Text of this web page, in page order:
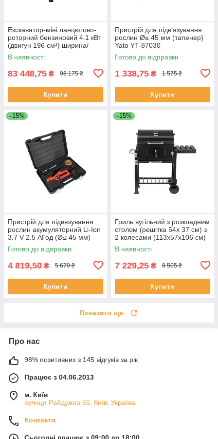
Екскаватор-міні ланцюгово-
роторний бензиновий 4.1 кВт
(двигун 196 см³) ширина/
глибина 10/ 45 см Yato YT-
86139
В наявності
83 448,75 ₴ 98 175 ₴
Купити
Пристрій для підв’язування
рослин Ø≤ 45 мм (тапенер)
Yato YT-87030
Готово до відправки
1 338,75 ₴ 1 575 ₴
Купити
–15%
Пристрій для підвязування
рослин акумуляторний Li-Ion
3.7 V 2.5 АГод (Ø≤ 45 мм)
Yato YT-87040
Готово до відправки
4 819,50 ₴ 5 670 ₴
Купити
–15%
Гриль вугільний з розкладним
столом (решітка 54х 37 см) з
2 колесами (113х57х106 см)
LUND 99927
В наявності
7 229,25 ₴ 8 505 ₴
Купити
Показати ще
Про нас
98% позитивних з 145 відгуків за рік
Працює з 04.06.2013
м. Київ
вулиця Райдужна 65, Київ, Україна
Контакти